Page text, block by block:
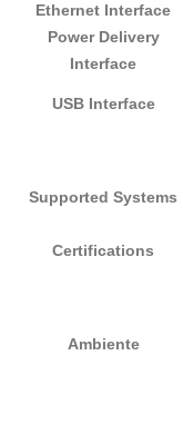
Ethernet Interface
Power Delivery
Interface
USB Interface
Supported Systems
Certifications
Ambiente